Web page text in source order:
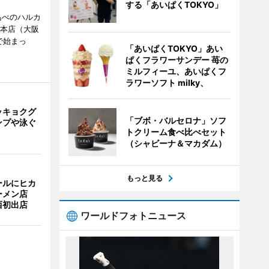
のハルカ
店（大阪
まっ
キョクグ
や泳ぐ
にヒカ
メン店
出店
する「あいぱくTOKYO」
「あいぱくTOKYO」あい
ぱくフラワーサンデー 苺の
ミルフィーユ、あいぱくフ
ラワーソフト milky、
「ブボ・バルセロナ」ソフ
トクリーム食べ比べセット
（シャビーナ＆マカダム）
もっと見る
ワールドフォトニュース